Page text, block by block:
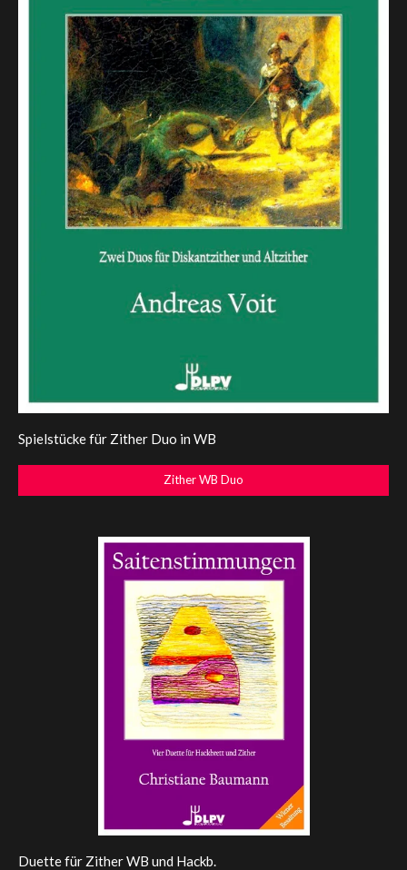
Spielstücke für Zither Duo in WB
Zither WB Duo
Duette für Zither WB und Hackb.